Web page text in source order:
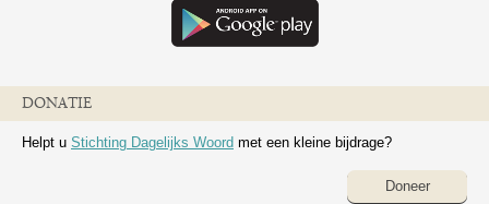
DONATIE
Helpt u Stichting Dagelijks Woord met een kleine bijdrage?
Doneer